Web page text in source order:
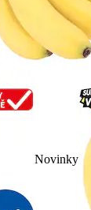
Novinky